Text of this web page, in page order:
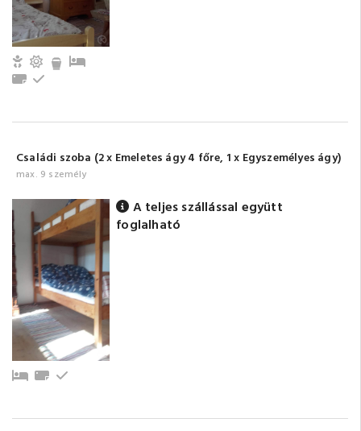
Gyerek- és bababarát
Erkély/terasz
Törölközők
Családi szoba (2 x Emeletes ágy 4 főre, 1 x Egyszemélyes ágy)
max. 9 személy
PótágyTörölközők
A teljes szállással együtt
foglalható